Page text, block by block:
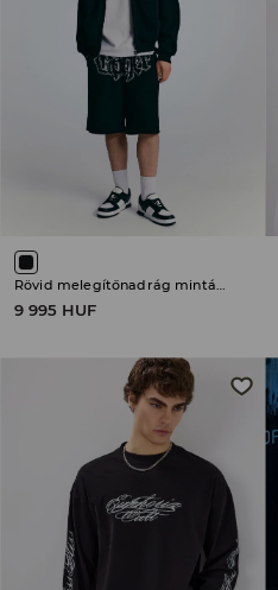
Rövid melegítőnadrág mintával
9 995 HUF